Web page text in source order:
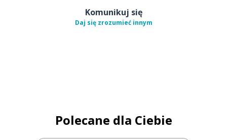
Komunikuj się
Daj się zrozumieć innym
Polecane dla Ciebie